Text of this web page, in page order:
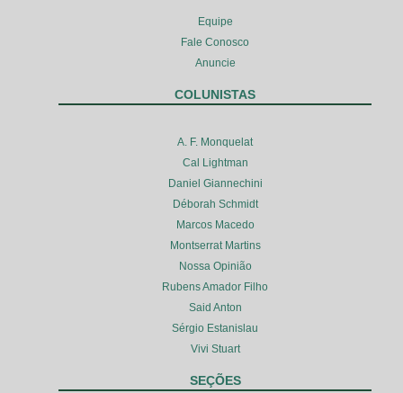
Equipe
Fale Conosco
Anuncie
COLUNISTAS
A. F. Monquelat
Cal Lightman
Daniel Giannechini
Déborah Schmidt
Marcos Macedo
Montserrat Martins
Nossa Opinião
Rubens Amador Filho
Said Anton
Sérgio Estanislau
Vivi Stuart
SEÇÕES